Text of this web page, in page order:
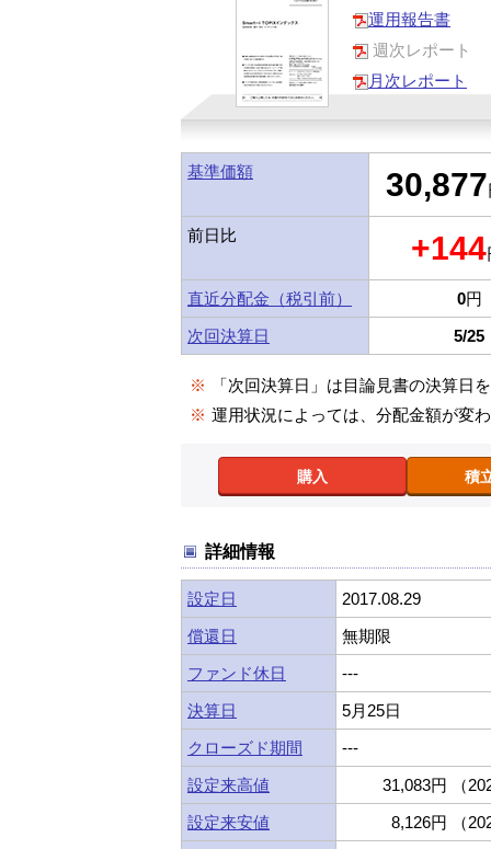
運用報告書
週次レポート
月次レポート
基準価額 30,877
前日比 +144
直近分配金（税引前） 0円
次回決算日
5/25
※
「次回決算日」は目論見書の決算日
※ 運用状況によっては、分配金額が変
購入 積
詳細情報
設定日
2017.08.29
償還日
無期限
ファンド休日
---
決算日
5月25日
クローズド期間
---
設定来高値
31,083円 （
設定来安値
8,126円 （